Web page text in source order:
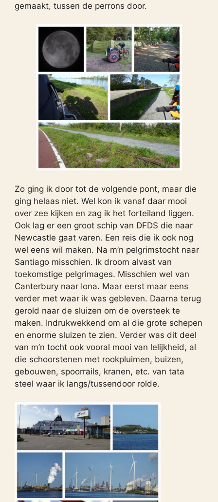
gemaakt, tussen de perrons door.
Zo ging ik door tot de volgende pont, maar die
ging helaas niet. Wel kon ik vanaf daar mooi
over zee kijken en zag ik het forteiland liggen.
Ook lag er een groot schip van DFDS die naar
Newcastle gaat varen. Een reis die ik ook nog
wel eens wil maken. Na m’n pelgrimstocht naar
Santiago misschien. Ik droom alvast van
toekomstige pelgrimages. Misschien wel van
Canterbury naar Iona. Maar eerst maar eens
verder met waar ik was gebleven. Daarna terug
gerold naar de sluizen om de oversteek te
maken. Indrukwekkend om al die grote schepen
en enorme sluizen te zien. Verder was dit deel
van m’n tocht ook vooral mooi van lelijkheid, al
die schoorstenen met rookpluimen, buizen,
gebouwen, spoorrails, kranen, etc. van tata
steel waar ik langs/tussendoor rolde.